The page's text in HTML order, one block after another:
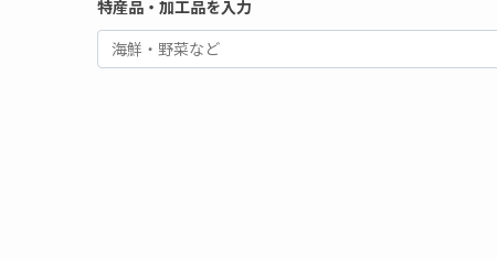
特産品・加工品を入力